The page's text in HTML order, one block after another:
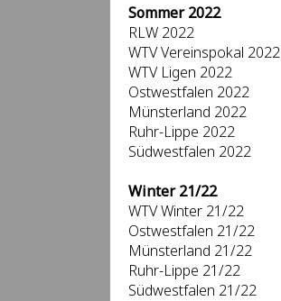
Sommer 2022
RLW 2022
WTV Vereinspokal 2022
WTV Ligen 2022
Ostwestfalen 2022
Münsterland 2022
Ruhr-Lippe 2022
Südwestfalen 2022
Winter 21/22
WTV Winter 21/22
Ostwestfalen 21/22
Münsterland 21/22
Ruhr-Lippe 21/22
Südwestfalen 21/22